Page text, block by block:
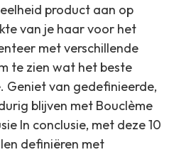
product aan op
van je haar voor het
met verschillende
te zien wat het beste
van gedefinieerde,
blijven met Bouclème
In conclusie, met deze 10
definiëren met